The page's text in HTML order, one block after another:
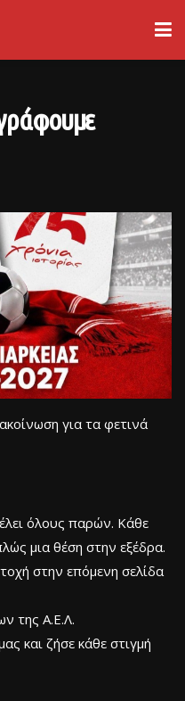
για τα φετινά
όλους παρών. Κάθε
μια θέση στην εξέδρα.
στην επόμενη σελίδα
της Α.Ε.Λ.
και ζήσε κάθε στιγμή